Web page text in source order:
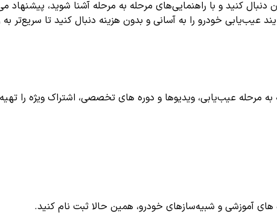
عیب‌یابی خودرو را به آسانی و بدون هزینه دنبال کنید تا سریع‌تر
عیب‌یابی، ویدیوها و دوره های تخصصی، اشتراک ویژه را
آموزشی و شبیه‌سازهای خودرو، همین حالا ثبت نام کنید.